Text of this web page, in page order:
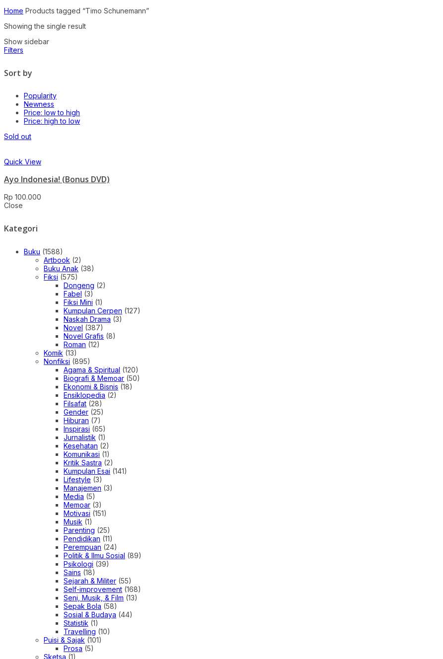
Home Products tagged “Timo Schunemann”
Showing the single result
Show sidebar
Filters
Sort by
Popularity
Newness
Price: low to high
Price: high to low
Sold out
Quick View
Ayo Indonesia! (Bonus DVD)
Rp 100.000
Close
Kategori
Buku (1588)
Artbook (2)
Buku Anak (38)
Fiksi (575)
Dongeng (2)
Fabel (3)
Fiksi Mini (1)
Kumpulan Cerpen (127)
Naskah Drama (3)
Novel (387)
Novel Grafis (8)
Roman (12)
Komik (13)
Nonfiksi (895)
Agama & Spiritual (120)
Biografi & Memoar (50)
Ekonomi & Bisnis (18)
Ensiklopedia (2)
Filsafat (28)
Gender (25)
Hiburan (7)
Inspirasi (65)
Jurnalistik (1)
Kesehatan (2)
Komunikasi (1)
Kritik Sastra (2)
Kumpulan Esai (141)
Lifestyle (3)
Manajemen (3)
Media (5)
Memoar (3)
Motivasi (151)
Musik (1)
Parenting (25)
Pendidikan (11)
Perempuan (24)
Politik & Ilmu Sosial (89)
Psikologi (39)
Sains (18)
Sejarah & Militer (55)
Self-improvement (168)
Seni, Musik, & Film (13)
Sepak Bola (58)
Sosial & Budaya (44)
Statistik (1)
Travelling (10)
Puisi & Sajak (101)
Prosa (5)
Sketsa (1)